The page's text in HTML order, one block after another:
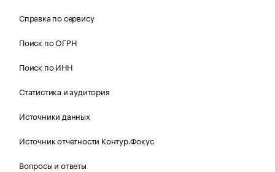
Справка по сервису
Поиск по ОГРН
Поиск по ИНН
Статистика и аудитория
Источники данных
Источник отчетности Контур.Фокус
Вопросы и ответы